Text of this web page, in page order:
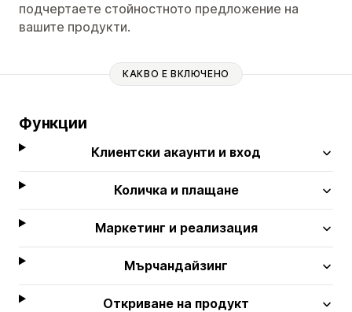
подчертаете стойностното предложение на
вашите продукти.
КАКВО Е ВКЛЮЧЕНО
Функции
Клиентски акаунти и вход
Количка и плащане
Маркетинг и реализация
Мърчандайзинг
Откриване на продукт